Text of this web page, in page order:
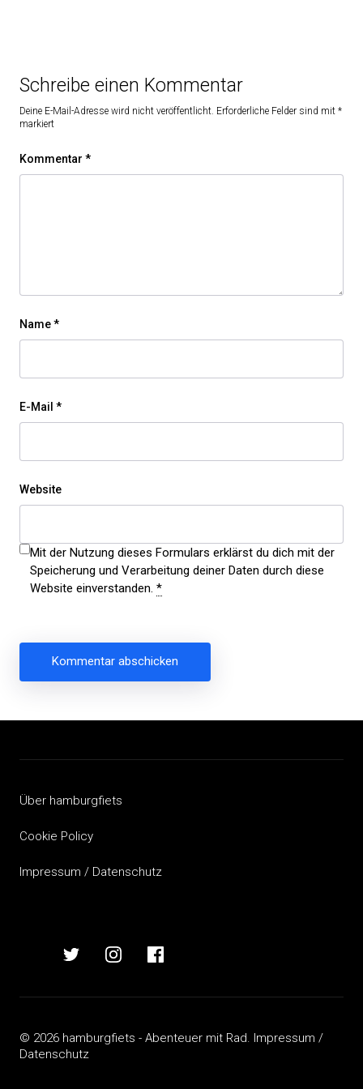
Schreibe einen Kommentar
Deine E-Mail-Adresse wird nicht veröffentlicht. Erforderliche Felder sind mit *
markiert
Kommentar *
Name*
E-Mail *
Website
Mit der Nutzung dieses Formulars erklärst du dich mit der
Speicherung und Verarbeitung deiner Daten durch diese
Website einverstanden. *
Über hamburgfiets
Cookie Policy
Impressum / Datenschutz
hamburgfietshamburgfiets
auf
hamburgfiets
auf
hamburgfiets
auf
© 2026 hamburgfiets - Abenteuer mit Rad. Impressum /
Datenschutz